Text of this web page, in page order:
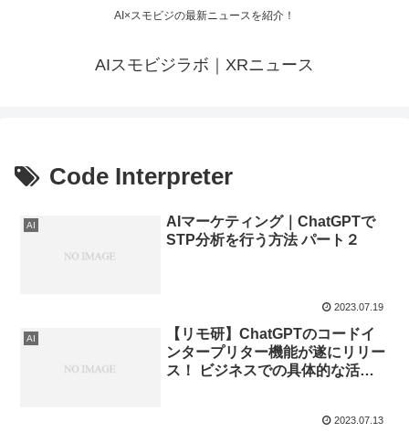
AI×スモビジの最新ニュースを紹介！
AIスモビジラボ｜XRニュース
Code Interpreter
AI
AIマーケティング｜ChatGPTで
STP分析を行う方法 パート２
2023.07.19
AI
【リモ研】ChatGPTのコードイ
ンタープリター機能が遂にリリー
ス！ ビジネスでの具体的な活用
2023.07.13